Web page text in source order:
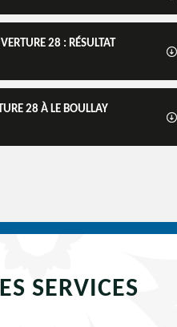
28 : RÉSULTAT
28 À LE BOULLAY
SERVICES